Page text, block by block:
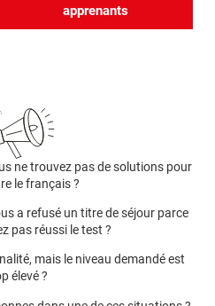
apprenants
ne trouvez pas de solutions pour
le français ?
a refusé un titre de séjour parce
pas réussi le test ?
mais le niveau demandé est
élevé ?